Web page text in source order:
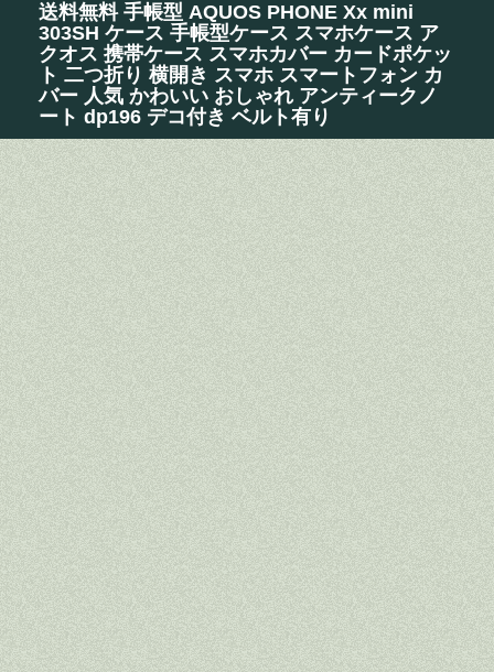
送料無料 手帳型 AQUOS PHONE Xx mini
303SH ケース 手帳型ケース スマホケース ア
クオス 携帯ケース スマホカバー カードポケッ
ト 二つ折り 横開き スマホ スマートフォン カ
バー 人気 かわいい おしゃれ アンティークノ
ート dp196 デコ付き ベルト有り